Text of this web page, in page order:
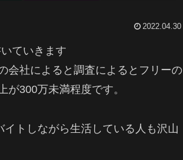
2022.04.30
ていきます
会社によると調査によるとフリーの
300万未満程度です。
トしながら生活している人も沢山